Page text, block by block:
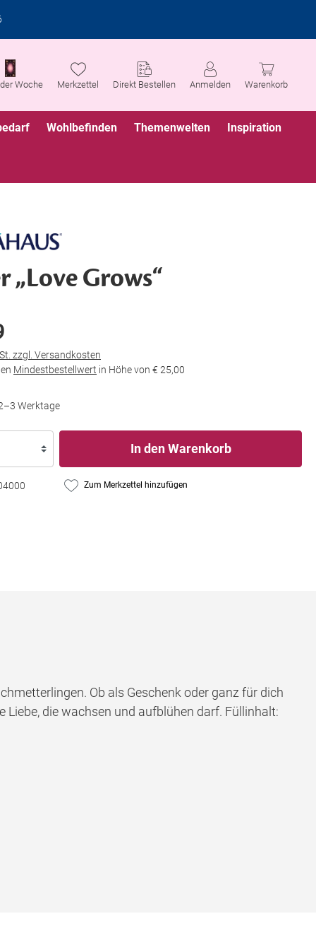
Woche Merkzettel Direkt Bestellen Anmelden Warenkorb
Wohlbefinden Themenwelten Inspiration
„Love Grows“
zzgl. Versandkosten
Mindestbestellwert in Höhe von € 25,00
Werktage
In den Warenkorb
Zum Merkzettel hinzufügen
Ob als Geschenk oder ganz für dich
die wachsen und aufblühen darf. Füllinhalt: